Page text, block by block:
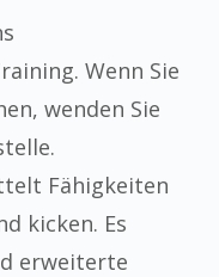
Wenn Sie
wenden Sie
Fähigkeiten
kicken. Es
erweiterte